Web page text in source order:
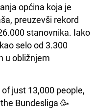
općina koja je
preuzevši rekord
stanovnika. Iako
selo od 3.300
u obližnjem
just 13,000 people,
Bundesliga 🥳